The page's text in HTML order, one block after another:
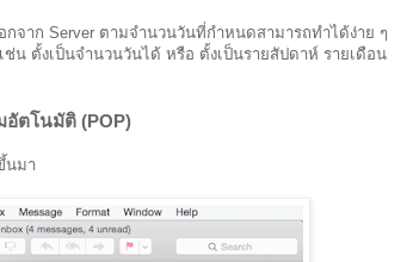
จาก Server ตามจำนวนวันที่กำหนดสามารถทำได้ง่าย ๆ
น ตั้งเป็นจำนวนวันได้ หรือ ตั้งเป็นรายสัปดาห์ รายเดือน
อัตโนมัติ (POP)
นมา